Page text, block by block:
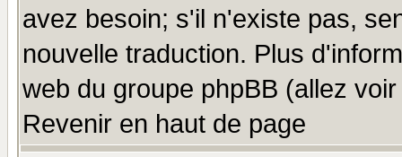
avez besoin; s'il n'existe pas,
nouvelle traduction. Plus
web du groupe phpBB (allez
Revenir en haut de page